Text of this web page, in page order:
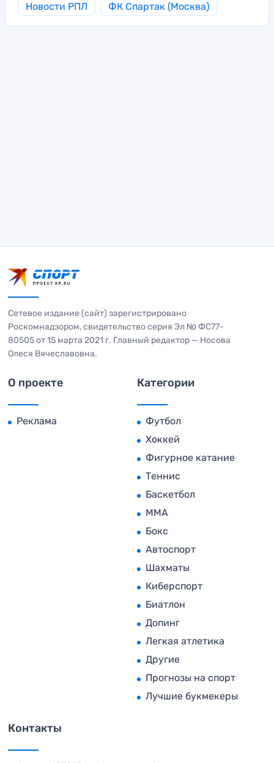
Новости РПЛ ФК Спартак (Москва)
Сетевое издание (сайт) зарегистрировано
Роскомнадзором, свидетельство серия Эл № ФС77-
80505 от 15 марта 2021 г. Главный редактор — Носова
Олеся Вячеславовна.
О проекте
Реклама
Категории
Футбол
Хоккей
Фигурное катание
Теннис
Баскетбол
MMA
Бокс
Автоспорт
Шахматы
Киберспорт
Биатлон
Допинг
Легкая атлетика
Другие
Прогнозы на спорт
Лучшие букмекеры
Контакты